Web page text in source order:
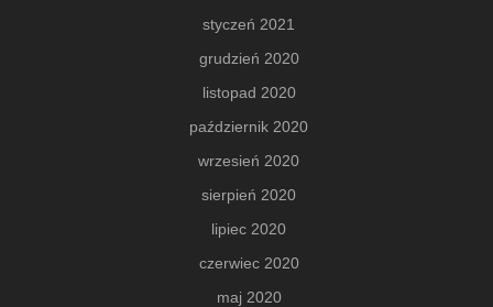
styczeń 2021
grudzień 2020
listopad 2020
październik 2020
wrzesień 2020
sierpień 2020
lipiec 2020
czerwiec 2020
maj 2020